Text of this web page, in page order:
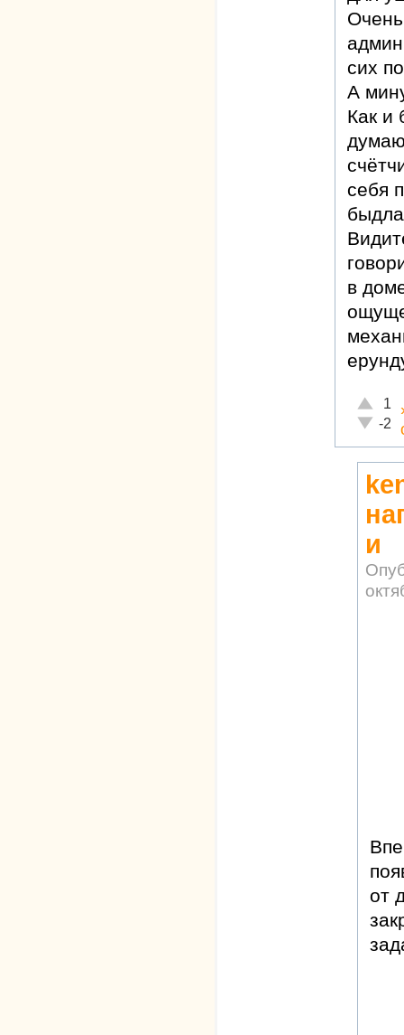
сих
А
Как и
себя
в
1
-2
и
от